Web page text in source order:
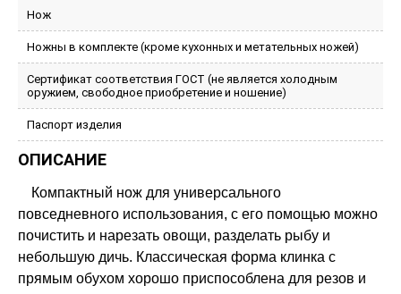
Нож
Ножны в комплекте (кроме кухонных и метательных ножей)
Сертификат соответствия ГОСТ (не является холодным
оружием, свободное приобретение и ношение)
Паспорт изделия
ОПИСАНИЕ
Компактный нож для универсального
повседневного использования, с его помощью можно
почистить и нарезать овощи, разделать рыбу и
небольшую дичь. Классическая форма клинка с
прямым обухом хорошо приспособлена для резов и